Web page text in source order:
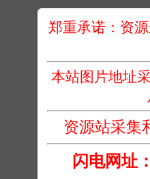
郑重承诺：资
本站图片地址
资源站采集
闪电网址